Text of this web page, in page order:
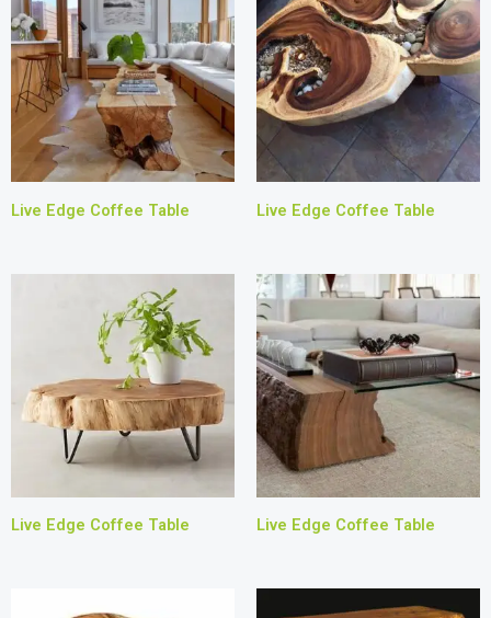
Live Edge Coffee Table Live Edge Coffee Table
Live Edge Coffee Table Live Edge Coffee Table